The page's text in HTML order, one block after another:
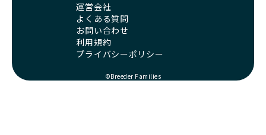
運営会社
よくある質問
お問い合わせ
利用規約
プライバシーポリシー
©Breeder Families